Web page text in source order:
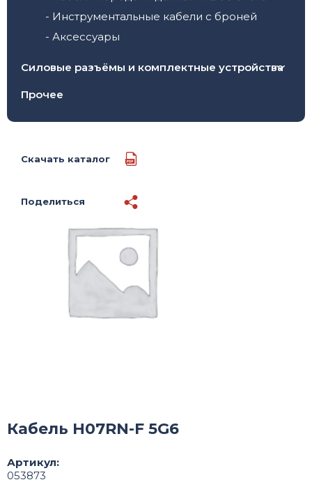
- Инструментальные кабели с броней
- Аксессуары
Силовые разъёмы и комплектные устройства
- Кабельные (переносные) вилки и розетки
- Комплектные устройства и тройники
Прочее
Скачать каталог
Поделиться
Кабель H07RN-F 5G6
Артикул:
053873